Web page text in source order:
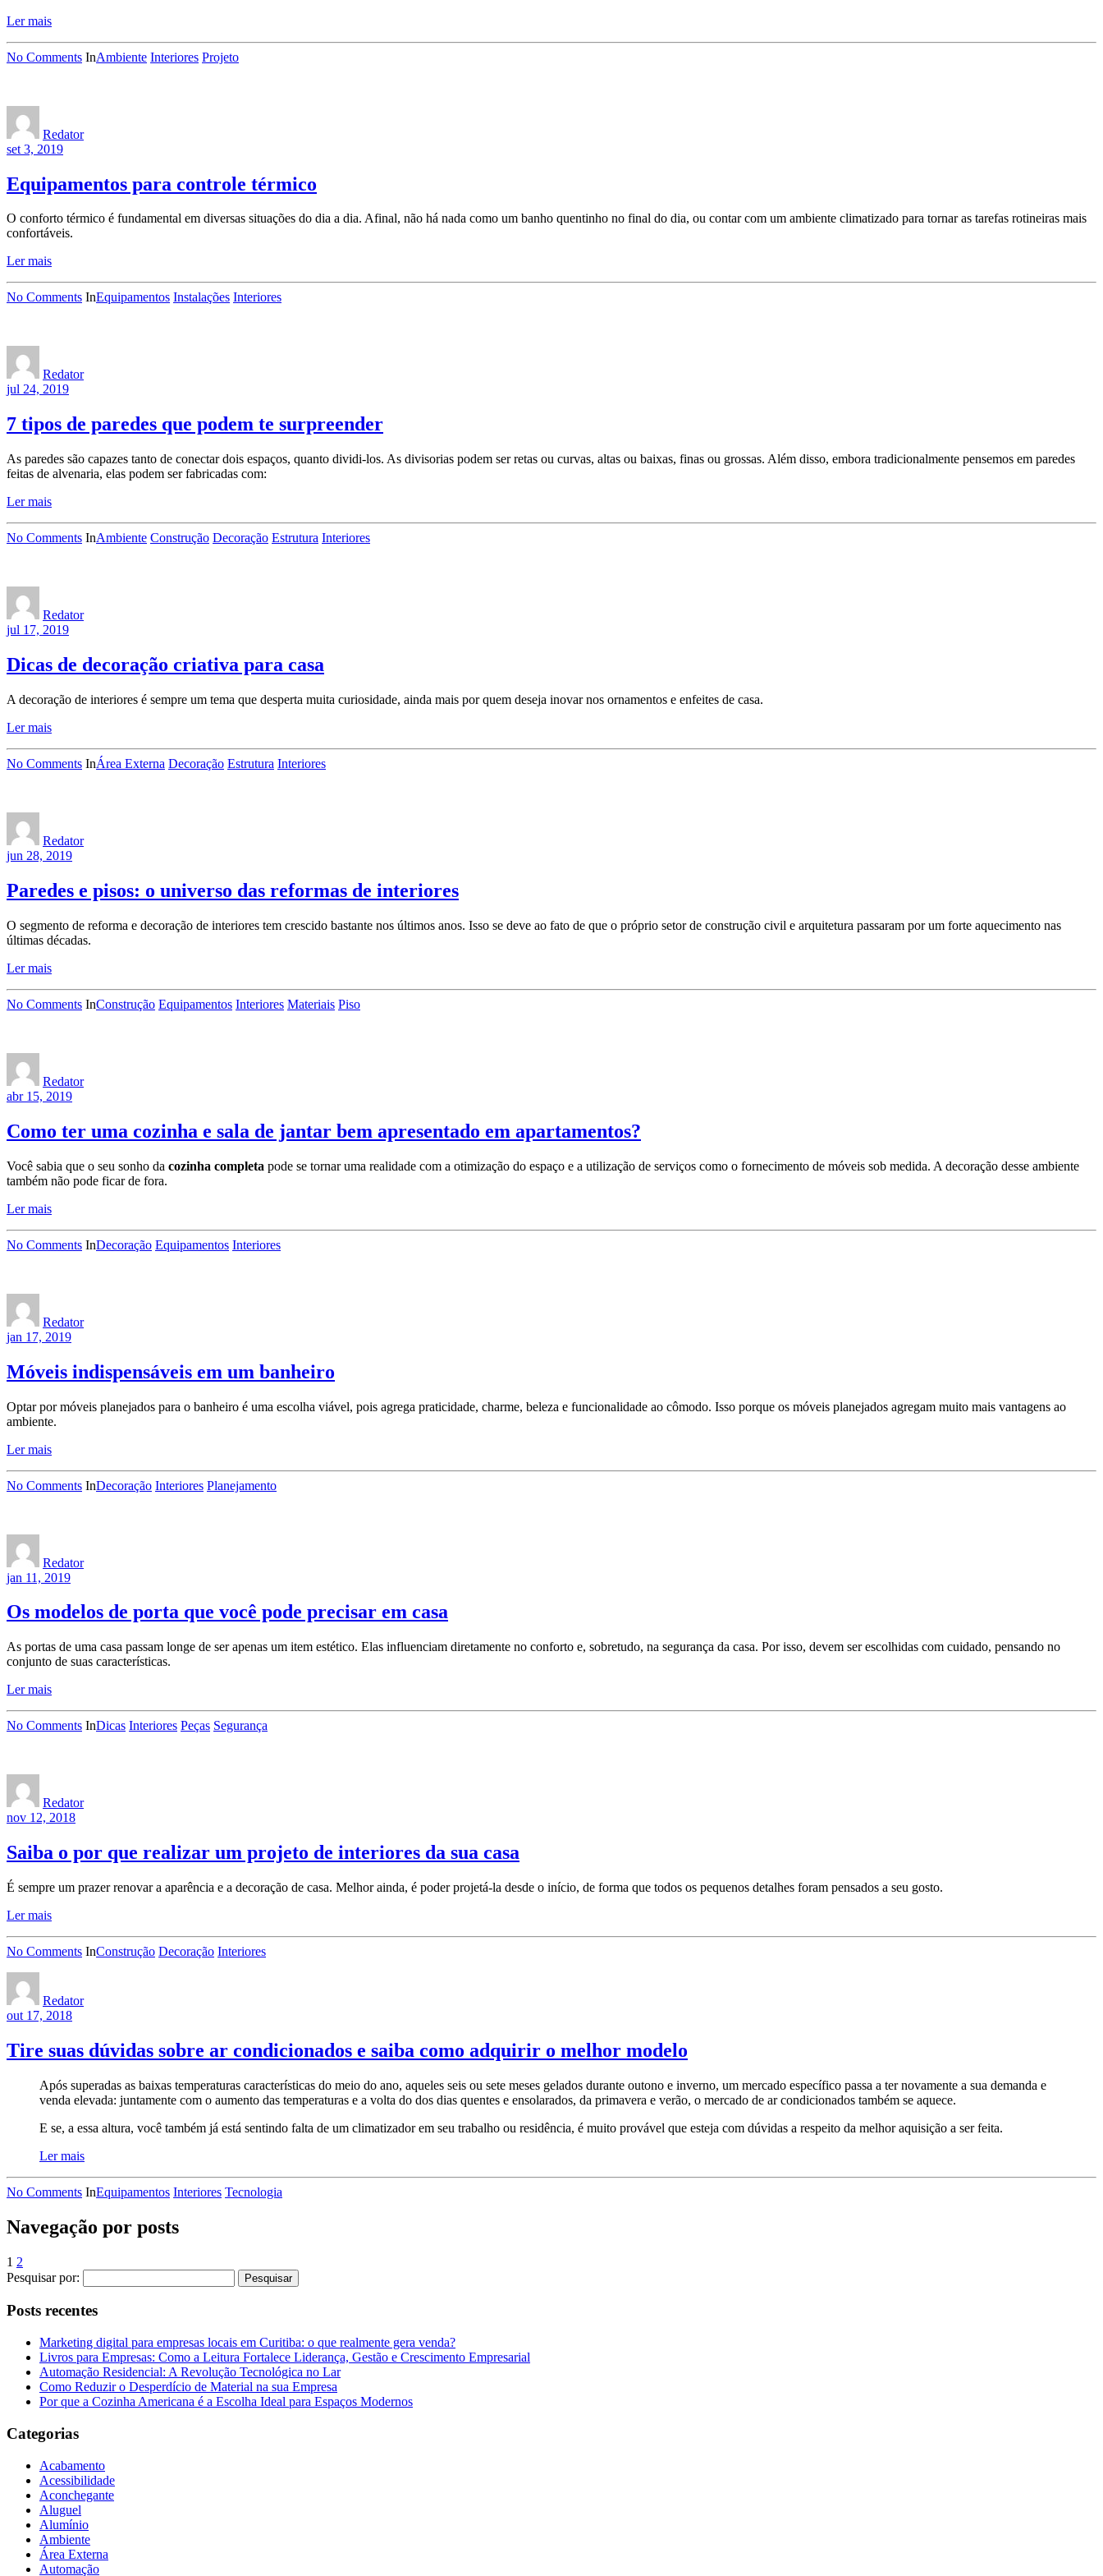
Ler mais
No Comments InAmbiente Interiores Projeto
Redator
set 3, 2019
Equipamentos para controle térmico
O conforto térmico é fundamental em diversas situações do dia a dia. Afinal, não há nada como um banho quentinho no final do dia, ou contar com um ambiente climatizado para tornar as tarefas rotineiras mais
confortáveis.
Ler mais
No Comments InEquipamentos Instalações Interiores
Redator
jul 24, 2019
7 tipos de paredes que podem te surpreender
As paredes são capazes tanto de conectar dois espaços, quanto dividi-los. As divisorias podem ser retas ou curvas, altas ou baixas, finas ou grossas. Além disso, embora tradicionalmente pensemos em paredes
feitas de alvenaria, elas podem ser fabricadas com:
Ler mais
No Comments InAmbiente Construção Decoração Estrutura Interiores
Redator
jul 17, 2019
Dicas de decoração criativa para casa
A decoração de interiores é sempre um tema que desperta muita curiosidade, ainda mais por quem deseja inovar nos ornamentos e enfeites de casa.
Ler mais
No Comments InÁrea Externa Decoração Estrutura Interiores
Redator
jun 28, 2019
Paredes e pisos: o universo das reformas de interiores
O segmento de reforma e decoração de interiores tem crescido bastante nos últimos anos. Isso se deve ao fato de que o próprio setor de construção civil e arquitetura passaram por um forte aquecimento nas
últimas décadas.
Ler mais
No Comments InConstrução Equipamentos Interiores Materiais Piso
Redator
abr 15, 2019
Como ter uma cozinha e sala de jantar bem apresentado em apartamentos?
Você sabia que o seu sonho da cozinha completa pode se tornar uma realidade com a otimização do espaço e a utilização de serviços como o fornecimento de móveis sob medida. A decoração desse ambiente
também não pode ficar de fora.
Ler mais
No Comments InDecoração Equipamentos Interiores
Redator
jan 17, 2019
Móveis indispensáveis em um banheiro
Optar por móveis planejados para o banheiro é uma escolha viável, pois agrega praticidade, charme, beleza e funcionalidade ao cômodo. Isso porque os móveis planejados agregam muito mais vantagens ao
ambiente.
Ler mais
No Comments InDecoração Interiores Planejamento
Redator
jan 11, 2019
Os modelos de porta que você pode precisar em casa
As portas de uma casa passam longe de ser apenas um item estético. Elas influenciam diretamente no conforto e, sobretudo, na segurança da casa. Por isso, devem ser escolhidas com cuidado, pensando no
conjunto de suas características.
Ler mais
No Comments InDicas Interiores Peças Segurança
Redator
nov 12, 2018
Saiba o por que realizar um projeto de interiores da sua casa
É sempre um prazer renovar a aparência e a decoração de casa. Melhor ainda, é poder projetá-la desde o início, de forma que todos os pequenos detalhes foram pensados a seu gosto.
Ler mais
No Comments InConstrução Decoração Interiores
Redator
out 17, 2018
Tire suas dúvidas sobre ar condicionados e saiba como adquirir o melhor modelo
Após superadas as baixas temperaturas características do meio do ano, aqueles seis ou sete meses gelados durante outono e inverno, um mercado específico passa a ter novamente a sua demanda e
venda elevada: juntamente com o aumento das temperaturas e a volta do dos dias quentes e ensolarados, da primavera e verão, o mercado de ar condicionados também se aquece.
E se, a essa altura, você também já está sentindo falta de um climatizador em seu trabalho ou residência, é muito provável que esteja com dúvidas a respeito da melhor aquisição a ser feita.
Ler mais
No Comments InEquipamentos Interiores Tecnologia
Navegação por posts
1 2
Pesquisar por:
Posts recentes
Marketing digital para empresas locais em Curitiba: o que realmente gera venda?
Livros para Empresas: Como a Leitura Fortalece Liderança, Gestão e Crescimento Empresarial
Automação Residencial: A Revolução Tecnológica no Lar
Como Reduzir o Desperdício de Material na sua Empresa
Por que a Cozinha Americana é a Escolha Ideal para Espaços Modernos
Categorias
Acabamento
Acessibilidade
Aconchegante
Aluguel
Alumínio
Ambiente
Área Externa
Automação